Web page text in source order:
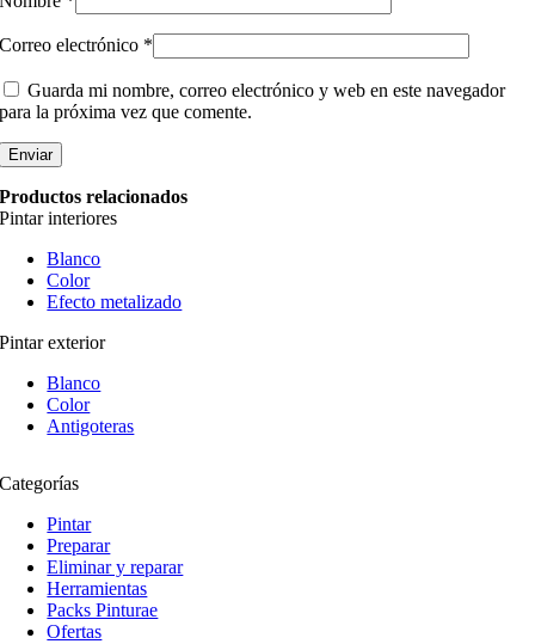
Correo electrónico *
Guarda mi nombre, correo electrónico y web en este navegador
para la próxima vez que comente.
Productos relacionados
Pintar interiores
Blanco
Color
Efecto metalizado
Pintar exterior
Blanco
Color
Antigoteras
Categorías
Pintar
Preparar
Eliminar y reparar
Herramientas
Packs Pinturae
Ofertas